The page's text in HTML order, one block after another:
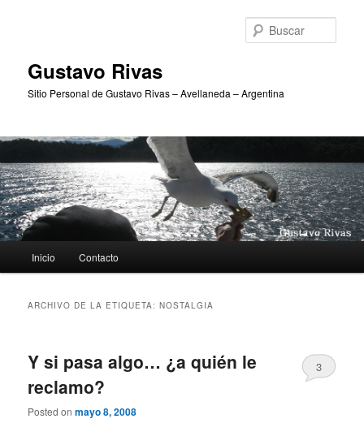
Gustavo Rivas
Sitio Personal de Gustavo Rivas – Avellaneda – Argentina
principal
Inicio Contacto
ARCHIVO DE LA ETIQUETA:NOSTALGIA
Y si pasa algo… ¿a quién le
reclamo?
Posted onmayo 8, 2008
3